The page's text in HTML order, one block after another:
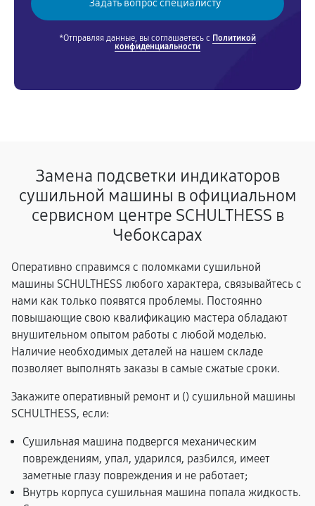
*Отправляя данные, вы соглашаетесь с Политикой
конфиденциальности
Замена подсветки индикаторов
сушильной машины в официальном
сервисном центре SCHULTHESS в
Чебоксарах
Оперативно справимся с поломками сушильной
машины SCHULTHESS любого характера, связывайтесь с
нами как только появятся проблемы. Постоянно
повышающие свою квалификацию мастера обладают
внушительном опытом работы с любой моделью.
Наличие необходимых деталей на нашем складе
позволяет выполнять заказы в самые сжатые сроки.
Закажите оперативный ремонт и () сушильной машины
SCHULTHESS, если:
Сушильная машина подвергся механическим
повреждениям, упал, ударился, разбился, имеет
заметные глазу повреждения и не работает;
Внутрь корпуса сушильная машина попала жидкость.